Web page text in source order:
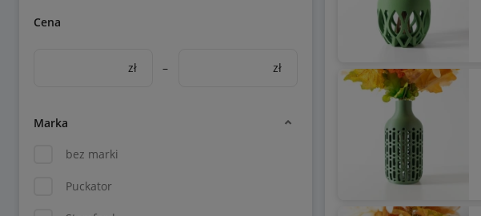
Cena
zł – zł
Marka
bez marki
Puckator